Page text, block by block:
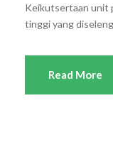
Keikutsertaan unit
tinggi yang
Read More